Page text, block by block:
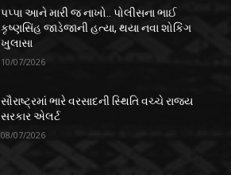
પપ્પા આને મારી જ નાખો.. પોલીસના ભાઈ
કૃષ્ણસિંહ જાડેજાની હત્યા, થયા નવા શોકિંગ
ખુલાસા
10/07/2026
સૌરાષ્ટ્રમાં ભારે વરસાદની સ્થિતિ વચ્ચે રાજ્ય
સરકાર એલર્ટ
08/07/2026